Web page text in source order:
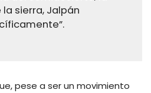
sierra, Jalpán
pese a ser un movimiento